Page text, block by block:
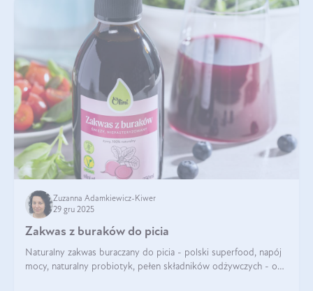
Zuzanna Adamkiewicz-Kiwer
29 gru 2025
Zakwas z buraków do picia
Naturalny zakwas buraczany do picia - polski superfood, napój
mocy, naturalny probiotyk, pełen składników odżywczych - o